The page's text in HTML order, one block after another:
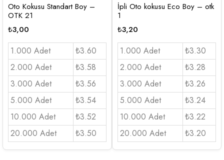
Oto Kokusu Standart Boy –
OTK 21
₺3,00
1.000 Adet
₺3.60
2.000 Adet
₺3.58
3.000 Adet
₺3.56
5.000 Adet
₺3.54
10.000 Adet
₺3.52
20.000 Adet
₺3.50
İpli Oto kokusu Eco Boy – otk
1
₺3,20
1.000 Adet
₺3.30
2.000 Adet
₺3.28
3.000 Adet
₺3.26
5.000 Adet
₺3.24
10.000 Adet
₺3.22
20.000 Adet
₺3.20